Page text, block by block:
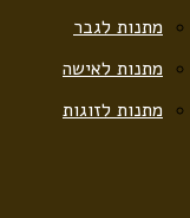
מתנות לגבר
מתנות לאישה
מתנות לזוגות